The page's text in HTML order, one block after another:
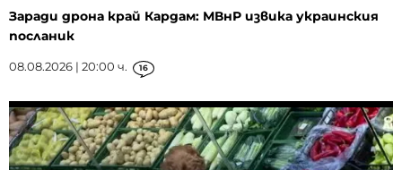
Заради дрона край Кардам: МВнР извика украинския
посланик
08.08.2026 | 20:00 ч. 16